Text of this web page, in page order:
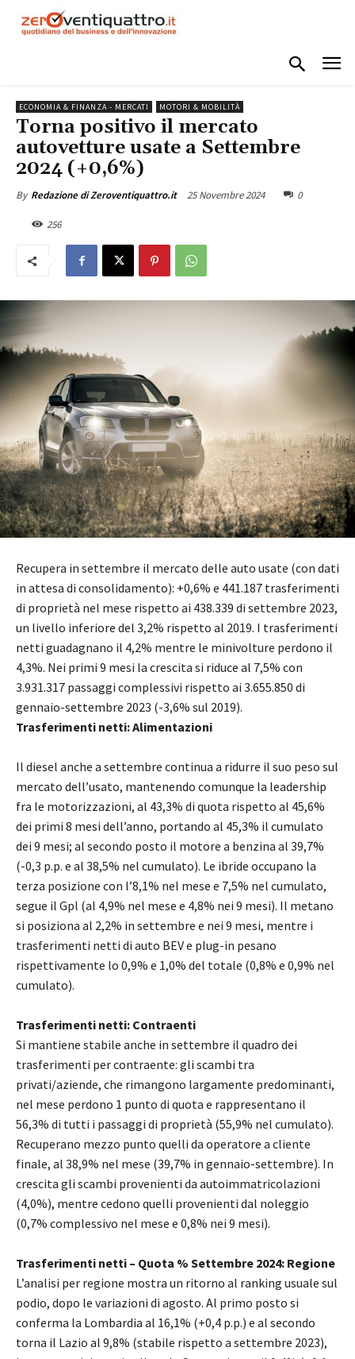
ECONOMIA & FINANZA - MERCATI MOTORI & MOBILITÀ
Torna positivo il mercato
autovetture usate a Settembre
2024 (+0,6%)
By Redazione di Zeroventiquattro.it 25 Novembre 2024 0
256
Recupera in settembre il mercato delle auto usate (con dati
in attesa di consolidamento): +0,6% e 441.187 trasferimenti
di proprietà nel mese rispetto ai 438.339 di settembre 2023,
un livello inferiore del 3,2% rispetto al 2019. I trasferimenti
netti guadagnano il 4,2% mentre le minivolture perdono il
4,3%. Nei primi 9 mesi la crescita si riduce al 7,5% con
3.931.317 passaggi complessivi rispetto ai 3.655.850 di
gennaio-settembre 2023 (-3,6% sul 2019).
Trasferimenti netti: Alimentazioni
Il diesel anche a settembre continua a ridurre il suo peso sul
mercato dell’usato, mantenendo comunque la leadership
fra le motorizzazioni, al 43,3% di quota rispetto al 45,6%
dei primi 8 mesi dell’anno, portando al 45,3% il cumulato
dei 9 mesi; al secondo posto il motore a benzina al 39,7%
(-0,3 p.p. e al 38,5% nel cumulato). Le ibride occupano la
terza posizione con l’8,1% nel mese e 7,5% nel cumulato,
segue il Gpl (al 4,9% nel mese e 4,8% nei 9 mesi). Il metano
si posiziona al 2,2% in settembre e nei 9 mesi, mentre i
trasferimenti netti di auto BEV e plug-in pesano
rispettivamente lo 0,9% e 1,0% del totale (0,8% e 0,9% nel
cumulato).
Trasferimenti netti: Contraenti
Si mantiene stabile anche in settembre il quadro dei
trasferimenti per contraente: gli scambi tra
privati/aziende, che rimangono largamente predominanti,
nel mese perdono 1 punto di quota e rappresentano il
56,3% di tutti i passaggi di proprietà (55,9% nel cumulato).
Recuperano mezzo punto quelli da operatore a cliente
finale, al 38,9% nel mese (39,7% in gennaio-settembre). In
crescita gli scambi provenienti da autoimmatricolazioni
(4,0%), mentre cedono quelli provenienti dal noleggio
(0,7% complessivo nel mese e 0,8% nei 9 mesi).
Trasferimenti netti – Quota % Settembre 2024: Regione
L’analisi per regione mostra un ritorno al ranking usuale sul
podio, dopo le variazioni di agosto. Al primo posto si
conferma la Lombardia al 16,1% (+0,4 p.p.) e al secondo
torna il Lazio al 9,8% (stabile rispetto a settembre 2023),